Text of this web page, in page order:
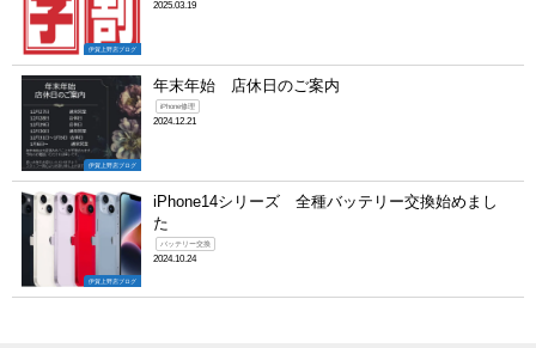
伊賀上野店ブログ
2025.03.19
伊賀上野店ブログ
年末年始 店休日のご案内
iPhone修理
2024.12.21
伊賀上野店ブログ
iPhone14シリーズ 全種バッテリー交換始めまし
た
バッテリー交換
2024.10.24